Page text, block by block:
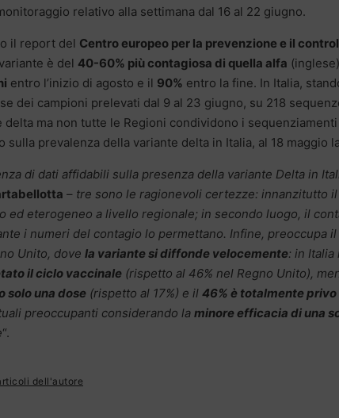
relativo alla settimana dal 16 al 22 giugno.
il report del Centro europeo per la prevenzione e il
è del 40-60% più contagiosa di quella alfa
entro l’inizio di agosto e il 90% entro la fine. In Italia,
dei campioni prelevati dal 9 al 23 giugno, su 218
delta ma non tutte le Regioni condividono i
sulla prevalenza della variante delta in Italia, al 18 maggio la
di dati affidabili sulla presenza della variante Delta in
– tre sono le ragionevoli certezze: innanzitutto
ed eterogeneo a livello regionale; in secondo luogo, il
i numeri del contagio lo permettano. Infine, preoccupa
Unito, dove la variante si diffonde velocemente: in Italia
il ciclo vaccinale (rispetto al 46% nel Regno Unito),
solo una dose (rispetto al 17%) e il 46% è totalmente
preoccupanti considerando la minore efficacia di una
“.
dell'autore